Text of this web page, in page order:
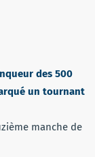
des 500
un tournant
manche de